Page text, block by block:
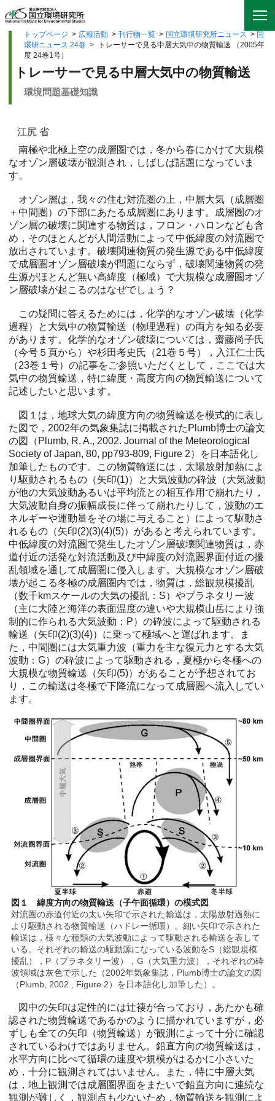
トップページ > 広報活動 > 刊行物一覧 > 国立環境研究所ニュース > 国
環研ニュース 24巻 >
トレーサーで見る中層大気中の物質輸送 （2005年
度 24巻1号）
トレーサーで見る中層大気中の物質輸送
環境問題基礎知識
江尻 省
南極や北極上空の成層圏では，冬から春にかけて大規模
なオゾン層破壊が観測され，しばしば話題になっていま
す。
オゾン層は，我々の住む対流圏の上，中層大気（成層圏
＋中間圏）の下部にあたる成層圏にあります。成層圏のオ
ゾン層の破壊に関連する物質は，フロン・ハロンなども含
め，そのほとんどが人間活動によって中低緯度の対流圏で
放出されています。破壊関連物質の発生源である中低緯度
で成層圏オゾン層破壊が問題にならず，破壊関連物質の発
生源がほとんど無い高緯度（極域）で大規模な成層圏オゾ
ン層破壊が起こるのはなぜでしょう？
この疑問に答えるためには，化学的なオゾン破壊（化学
過程）と大気中の物質輸送（物理過程）の両方を知る必要
があります。化学的なオゾン破壊については，齋藤尚子氏
（今号５頁から）や杉田考史氏（21巻５号），入江仁士氏
（23巻１号）の記事をご参照いただくとして，ここでは大
気中の物質輸送，特に緯度・高度方向の物質輸送について
記述したいと思います。
図１は，地球大気の緯度方向の物質輸送を模式的に表し
た図で，2002年の気象集誌に掲載されたPlumb博士の論文
の図（Plumb, R. A., 2002. Journal of the Meteorological
Society of Japan, 80, pp793-809, Figure 2）を日本語化し
加筆したものです。この物質輸送には，太陽放射加熱によ
り駆動されるもの（矢印(1)）と大気波動の砕波（大気波動
が他の大気波動あるいは平均流との相互作用で崩れたり，
大気波動自身の振幅成長に伴って崩れたりして，波動のエ
ネルギーや運動量をその場に与えること）によって駆動さ
れるもの（矢印(2)(3)(4)(5)）があると考えられています。
中低緯度の対流圏で発生したオゾン層破壊関連物質は，赤
道付近の活発な対流活動及び中緯度の対流圏界面付近の擾
乱領域を通して成層圏に侵入します。大規模なオゾン層破
壊が起こる冬極の成層圏内では，物質は，総観規模擾乱
（数千kmスケールの大気の擾乱：S）やプラネタリー波
（主に大陸と海洋の表面温度の違いや大規模山岳により強
制的に作られる大気波動：P）の砕波によって駆動される
輸送（矢印(2)(3)(4)）に乗って極域へと運ばれます。ま
た，中間圏には大気重力波（重力を主な復元力とする大気
波動：G）の砕波によって駆動される，夏極から冬極への
大規模な物質輸送（矢印(5)）があることが予想されてお
り，この輸送は冬極で下降流になって成層圏へ流入してい
ます。
図１ 緯度方向の物質輸送（子午面循環）の模式図
対流圏の赤道付近の太い矢印で示された輸送は，太陽放射過熱に
より駆動される物質輸送（ハドレー循環）。細い矢印で示された
輸送は，様々な種類の大気波動によって駆動される輸送を表して
いる。それぞれの輸送の駆動源になっている波動をS（総観規模
擾乱），P（プラネタリー波），G（大気重力波），それぞれの砕
波領域は灰色で示した（2002年気象集誌，Plumb博士の論文の図
（Plumb, 2002., Figure 2）を日本語化し加筆した）。
図中の矢印は定性的には辻褄が合っており，あたかも確
認された物質輸送であるかのように描かれていますが，必
ずしも全ての矢印（物質輸送）が観測によって十分に確認
されているわけではありません。鉛直方向の物質輸送は，
水平方向に比べて循環の速度や規模がはるかに小さいた
め，十分に観測されてはいません。また，特に中層大気
は，地上観測では成層圏界面をまたいで鉛直方向に連続な
観測が難しく，観測点も少ないため，物質輸送を観測によ